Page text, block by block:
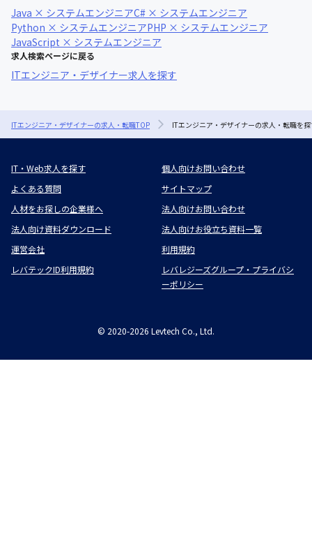
Java × システムエンジニアC# × システムエンジニア
Python × システムエンジニアPHP × システムエンジニア
JavaScript × システムエンジニア
求人検索ページに戻る
ITエンジニア・デザイナー求人を探す
ITエンジニア・デザイナーの求人・転職TOP ITエンジニア・デザイナーの求人・転職を
IT・Web求人を探す
個人向けお問い合わせ
よくある質問
サイトマップ
人材をお探しの企業様へ
法人向けお問い合わせ
法人向け資料ダウンロード
法人向けお役立ち資料一覧
運営会社
利用規約
レバテックID利用規約
レバレジーズグループ・プライバシ
ーポリシー
© 2020-2026 Levtech Co., Ltd.